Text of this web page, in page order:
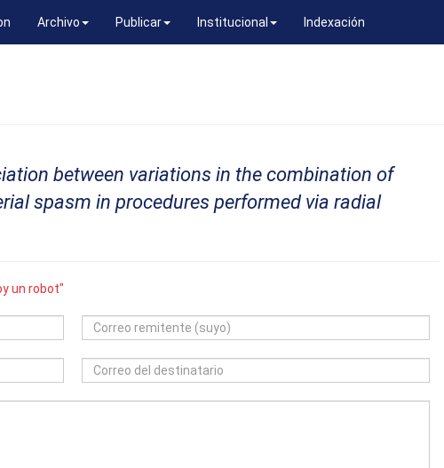
Archivo Publicar Institucional Indexación
between variations in the combination of
spasm in procedures performed via radial
un robot"